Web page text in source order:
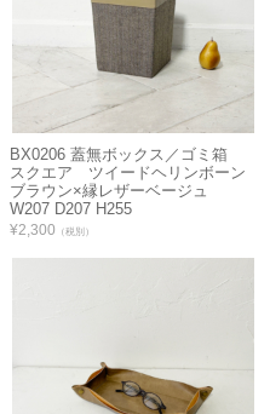
BX0206 蓋無ボックス／ゴミ箱
スクエア ツイードヘリンボーン
ブラウン×縁レザーベージュ
W207 D207 H255
¥2,300 （税別）